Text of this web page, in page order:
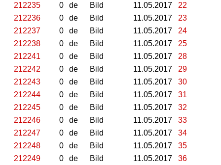
212235
0 de Bild 11.05.2017
22
212236
0 de Bild 11.05.2017
23
212237
0 de Bild 11.05.2017
24
212238
0 de Bild 11.05.2017
25
212241
0 de Bild 11.05.2017
28
212242
0 de Bild 11.05.2017
29
212243
0 de Bild 11.05.2017
30
212244
0 de Bild 11.05.2017
31
212245
0 de Bild 11.05.2017
32
212246
0 de Bild 11.05.2017
33
212247
0 de Bild 11.05.2017
34
212248
0 de Bild 11.05.2017
35
212249
0 de Bild 11.05.2017
36